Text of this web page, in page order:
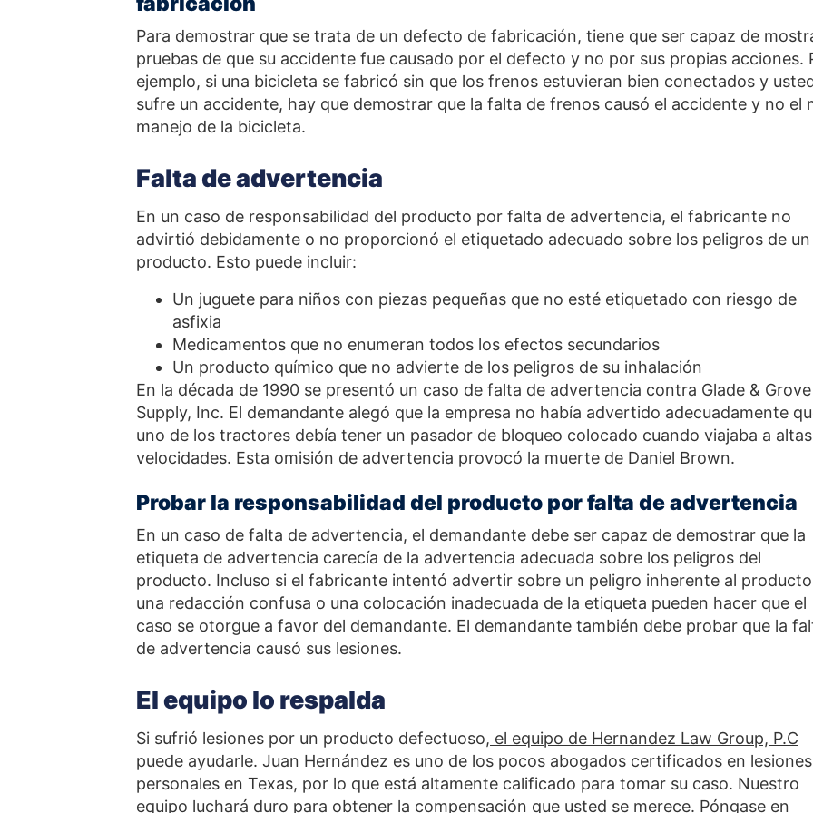
Para demostrar que se trata de un defecto de fabricación, tiene que ser capaz de
pruebas de que su accidente fue causado por el defecto y no por sus propias acciones.
ejemplo, si una bicicleta se fabricó sin que los frenos estuvieran bien conectados y
sufre un accidente, hay que demostrar que la falta de frenos causó el accidente y no el
manejo de la bicicleta.
Falta de advertencia
En un caso de responsabilidad del producto por falta de advertencia, el fabricante no
advirtió debidamente o no proporcionó el etiquetado adecuado sobre los peligros de un
producto. Esto puede incluir:
Un juguete para niños con piezas pequeñas que no esté etiquetado con riesgo de
asfixia
Medicamentos que no enumeran todos los efectos secundarios
Un producto químico que no advierte de los peligros de su inhalación
En la década de 1990 se presentó un caso de falta de advertencia contra Glade & Grove
Supply, Inc. El demandante alegó que la empresa no había advertido adecuadamente
uno de los tractores debía tener un pasador de bloqueo colocado cuando viajaba a altas
velocidades. Esta omisión de advertencia provocó la muerte de Daniel Brown.
Probar la responsabilidad del producto por falta de advertencia
En un caso de falta de advertencia, el demandante debe ser capaz de demostrar que la
etiqueta de advertencia carecía de la advertencia adecuada sobre los peligros del
producto. Incluso si el fabricante intentó advertir sobre un peligro inherente al
una redacción confusa o una colocación inadecuada de la etiqueta pueden hacer que el
caso se otorgue a favor del demandante. El demandante también debe probar que la
de advertencia causó sus lesiones.
El equipo lo respalda
Si sufrió lesiones por un producto defectuoso, el equipo de Hernandez Law Group, P.C
puede ayudarle. Juan Hernández es uno de los pocos abogados certificados en lesiones
personales en Texas, por lo que está altamente calificado para tomar su caso. Nuestro
equipo luchará duro para obtener la compensación que usted se merece. Póngase en